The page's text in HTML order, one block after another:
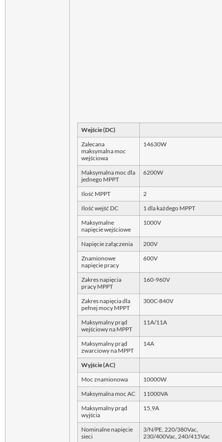
Wejście (DC)
Zalecana
maksymalna moc
wejściowa
14630W
Maksymalna moc dla
jednego MPPT
6200W
Ilość MPPT 2
Ilość wejść DC 1 dla każdego MPPT
Maksymalne
napięcie wejściowe
1000V
Napięcie załączenia 200V
Znamionowe
napięcie pracy
600V
Zakres napięcia
pracy MPPT
160-960V
Zakres napięcia dla
pełnej mocy MPPT
300C-840V
Maksymalny prąd
wejściowy na MPPT
11A/11A
Maksymalny prąd
zwarciowy na MPPT
14A
Wyjście (AC)
Moc znamionowa 10000W
Maksymalna moc AC 11000VA
Maksymalny prąd
wyjścia
15,9A
Nominalne napięcie
sieci
3/N/PE, 220/380Vac,
230/400Vac, 240/415Vac